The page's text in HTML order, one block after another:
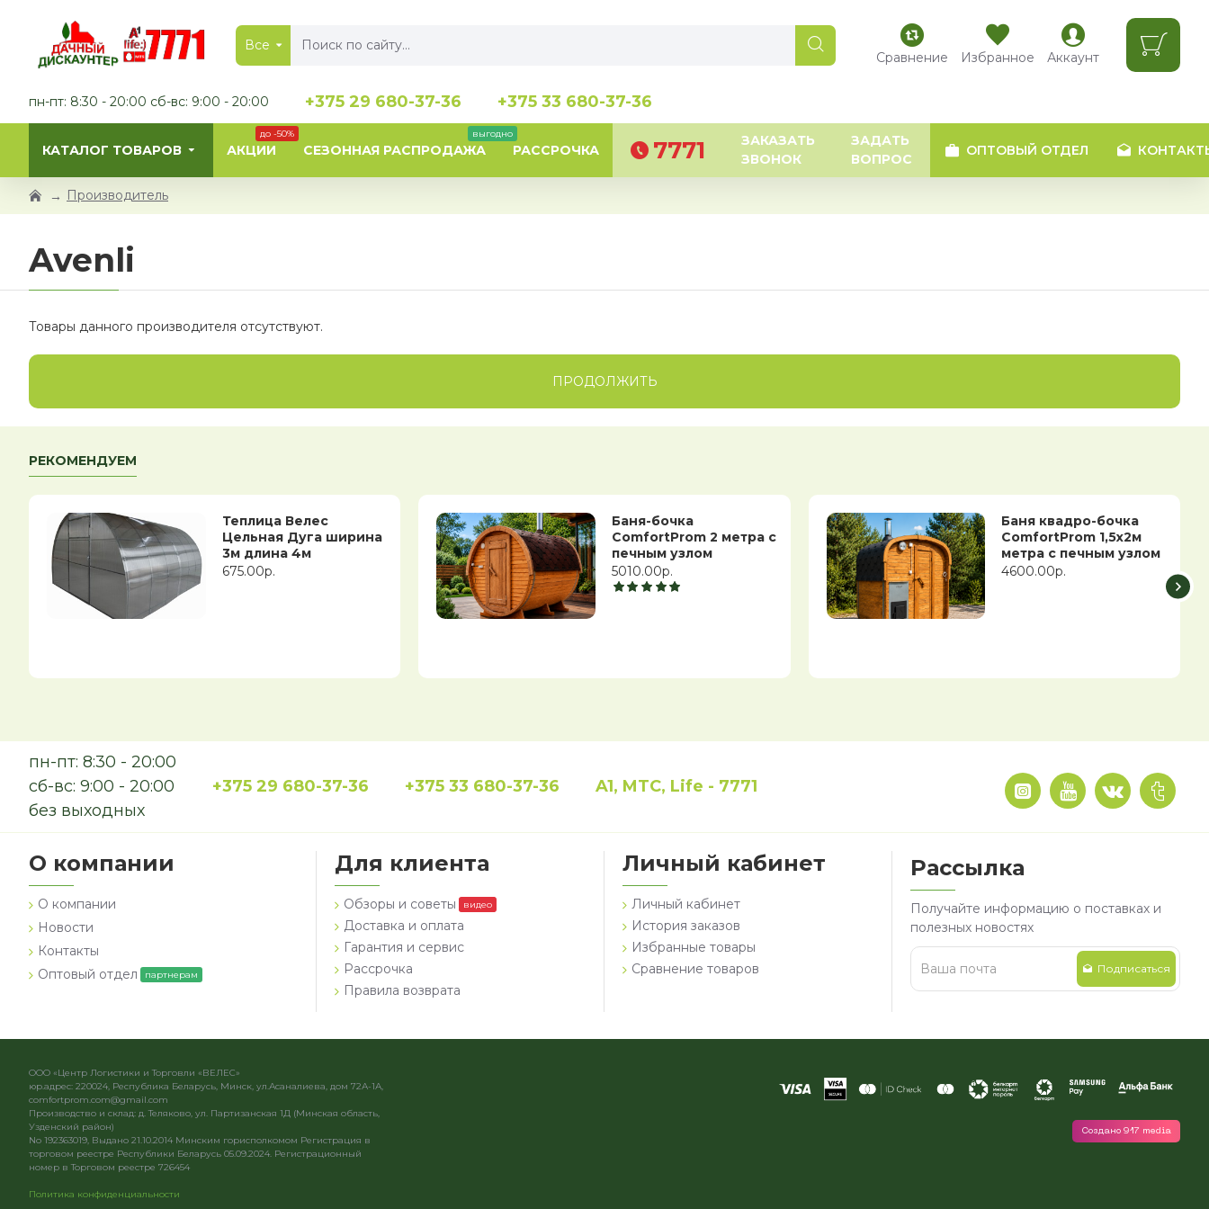
Все
Сравнение Избранное Аккаунт
пн-пт: 8:30 - 20:00 сб-вс: 9:00 - 20:00 +375 29 680-37-36 +375 33 680-37-36
КАТАЛОГ ТОВАРОВ АКЦИИ
до -50%
СЕЗОННАЯ РАСПРОДАЖА
выгодно
РАССРОЧКА 7771
ЗАКАЗАТЬ
ЗВОНОК
ЗАДАТЬ
ВОПРОС
ОПТОВЫЙ ОТДЕЛ
Производитель
Avenli
Товары данного производителя отсутствуют.
ПРОДОЛЖИТЬ
РЕКОМЕНДУЕМ
Теплица Велес
Цельная Дуга ширина
3м длина 4м
675.00р.
Баня-бочка
ComfortProm 2 метра с
печным узлом
5010.00р.
Баня квадро-бочка
ComfortProm 1,5х2м
метра с печным узлом
4600.00р.
пн-пт: 8:30 - 20:00
сб-вс: 9:00 - 20:00
без выходных
+375 29 680-37-36 +375 33 680-37-36 A1, MTC, Life - 7771
О компании
О компании
Новости
Контакты
Оптовый отдел
партнерам
Для клиента
Обзоры и советы видео
Доставка и оплата
Гарантия и сервис
Рассрочка
Правила возврата
Личный кабинет
Личный кабинет
История заказов
Избранные товары
Сравнение товаров
Рассылка
Получайте информацию о поставках и
полезных новостях
Подписаться
ООО «Центр Логистики и Торговли «ВЕЛЕС»
юр.адрес: 220024, Республика Беларусь, Минск, ул.Асаналиева, дом 72А-1А,
comfortprom.com@gmail.com
Производство и склад: д. Теляково, ул. Партизанская 1Д (Минская область,
Узденский район)
No 192363019, Выдано 21.10.2014 Минским горисполкомом Регистрация в
торговом реестре Республики Беларусь 05.09.2024. Регистрационный
номер в Торговом реестре 726454
Политика конфиденциальности
Создано 917 media